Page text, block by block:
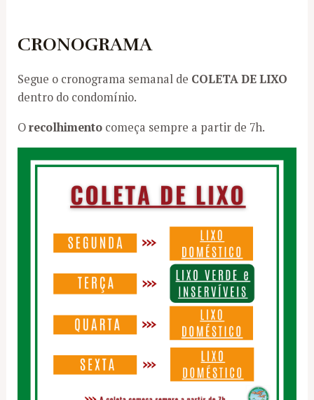
CRONOGRAMA
Segue o cronograma semanal de COLETA DE LIXO
dentro do condomínio.
Orecolhimento começa sempre a partir de 7h.